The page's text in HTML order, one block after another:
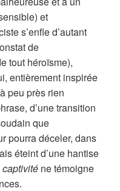
et
s’enfle d’autant
de
tout héroïsme),
entièrement inspirée
peu près rien
d’une transition
que
pourra déceler, dans
éteint d’une hantise
ne témoigne